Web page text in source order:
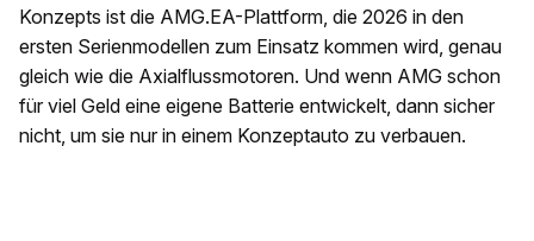
Konzepts ist die AMG.EA-Plattform, die 2026 in den
ersten Serienmodellen zum Einsatz kommen wird, genau
gleich wie die Axialflussmotoren. Und wenn AMG schon
für viel Geld eine eigene Batterie entwickelt, dann sicher
nicht, um sie nur in einem Konzeptauto zu verbauen.